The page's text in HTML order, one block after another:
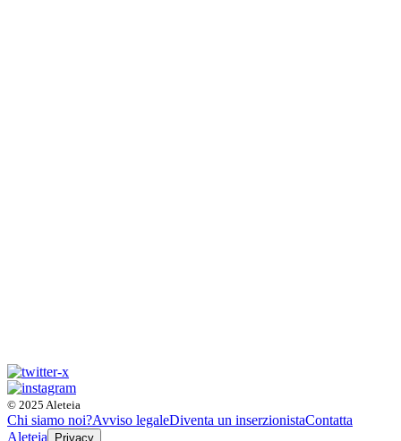
© 2025 Aleteia
Chi siamo noi?Avviso legaleDiventa un inserzionistaContatta
Aleteia
Privacy